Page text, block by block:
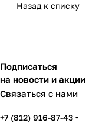
Назад к списку
Подписаться
на новости и акции
Связаться с нами
+7 (812) 916-87-43